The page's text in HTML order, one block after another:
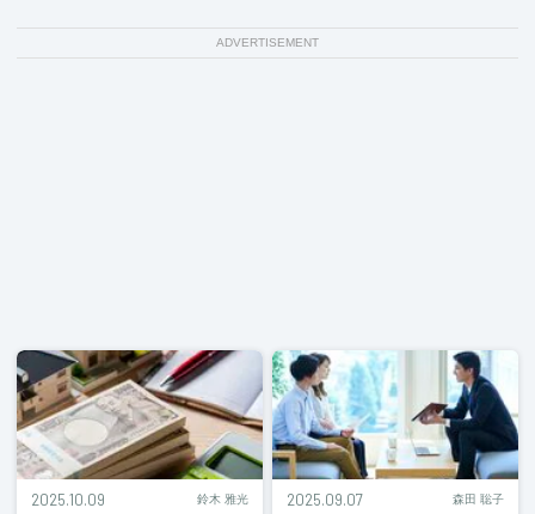
ADVERTISEMENT
2025.10.09 鈴木 雅光 2025.09.07 森田 聡子